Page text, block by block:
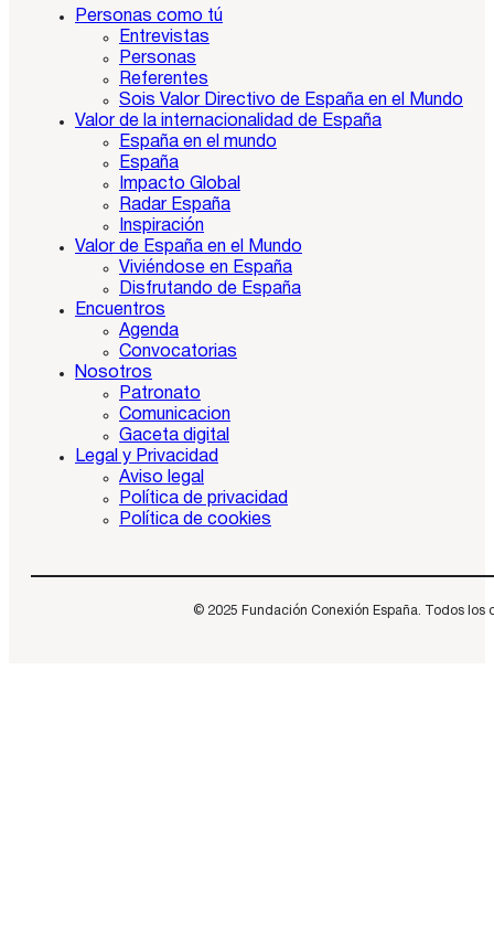
Personas como tú
Entrevistas
Personas
Referentes
Sois Valor Directivo de España en el Mundo
Valor de la internacionalidad de España
España en el mundo
España
Impacto Global
Radar España
Inspiración
Valor de España en el Mundo
Viviéndose en España
Disfrutando de España
Encuentros
Agenda
Convocatorias
Nosotros
Patronato
Comunicacion
Gaceta digital
Legal y Privacidad
Aviso legal
Política de privacidad
Política de cookies
© 2025 Fundación Conexión España. Todos los